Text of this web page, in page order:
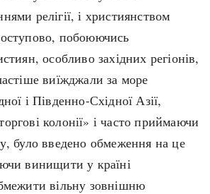
релігії, і християнством
побоюючись
особливо західних регіонів,
виїжджали за море
і Південно-Східної Азії,
колонії» і часто приймаючи
було введено обмеження на це
винищити у країні
вільну зовнішню